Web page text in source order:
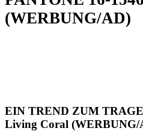
(WERBUNG/AD)
EIN TREND ZUM
Living Coral (WERBUNG/